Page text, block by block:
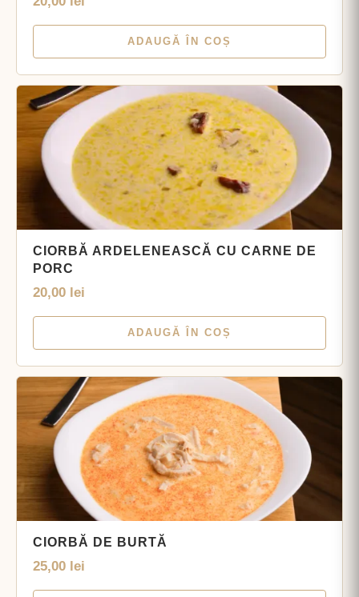
ADAUGĂ ÎN COȘ
CIORBĂ ARDELENEASCĂ CU CARNE DE
PORC
20,00 lei
ADAUGĂ ÎN COȘ
CIORBĂ DE BURTĂ
25,00 lei